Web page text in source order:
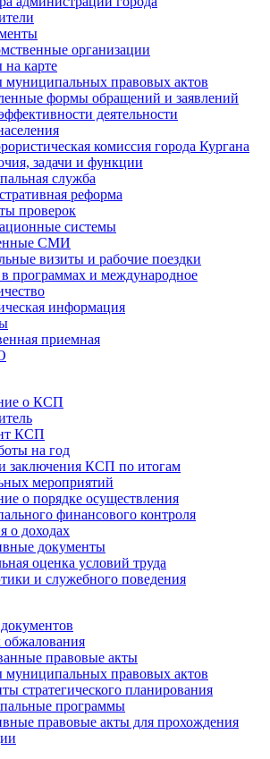
организации
карте
муниципальных правовых актов
формы обращений и заявлений
деятельности
комиссия города Кургана
задачи и функции
служба
реформа
проверок
системы
СМИ
визиты и рабочие поездки
программах и международное
информация
приемная
о КСП
КСП
на год
заключения КСП по итогам
мероприятий
о порядке осуществления
финансового контроля
о доходах
документы
оценка условий труда
и служебного поведения
обжалования
правовые акты
муниципальных правовых актов
стратегического планирования
программы
правовые акты для прохождения